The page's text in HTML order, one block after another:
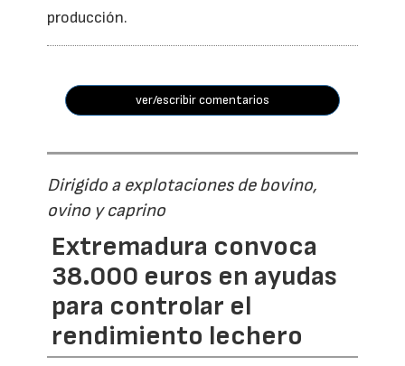
producción.
ver/escribir comentarios
Dirigido a explotaciones de bovino,
ovino y caprino
Extremadura convoca
38.000 euros en ayudas
para controlar el
rendimiento lechero